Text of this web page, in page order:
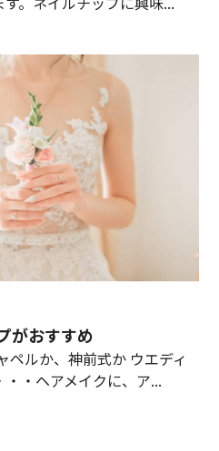
がおすすめ
ペルか、神前式か ウエディ
・ヘアメイクに、ア...